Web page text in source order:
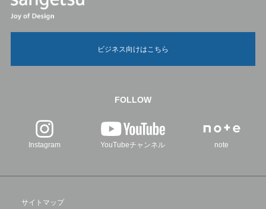
ビジネス向けはこちら
FOLLOW
Instagram YouTubeチャンネル note
サイトマップ